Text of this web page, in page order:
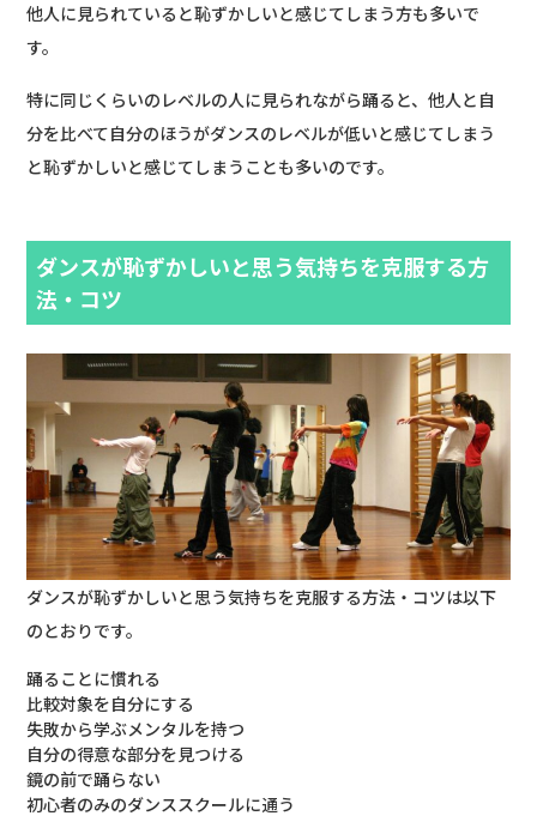
他人に見られていると恥ずかしいと感じてしまう方も多いで
す。
特に同じくらいのレベルの人に見られながら踊ると、他人と自
分を比べて自分のほうがダンスのレベルが低いと感じてしまう
と恥ずかしいと感じてしまうことも多いのです。
ダンスが恥ずかしいと思う気持ちを克服する方
法・コツ
ダンスが恥ずかしいと思う気持ちを克服する方法・コツは以下
のとおりです。
踊ることに慣れる
比較対象を自分にする
失敗から学ぶメンタルを持つ
自分の得意な部分を見つける
鏡の前で踊らない
初心者のみのダンススクールに通う